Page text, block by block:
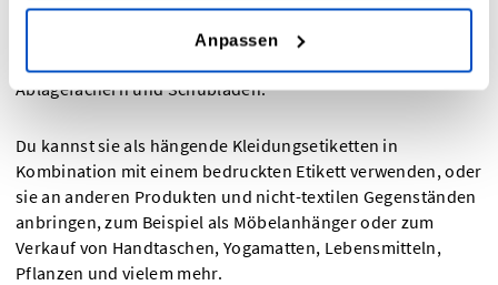
Anpassen
Dank ihres hochwertigen Kartons und des präzisen Drucks
eignen sie sich aber auch hervorragend zum Organisieren
Ablagefächern und Schubladen.
Du kannst sie als hängende Kleidungsetiketten in
Kombination mit einem bedruckten Etikett verwenden, oder
sie an anderen Produkten und nicht-textilen Gegenständen
anbringen, zum Beispiel als Möbelanhänger oder zum
Verkauf von Handtaschen, Yogamatten, Lebensmitteln,
Pflanzen und vielem mehr.